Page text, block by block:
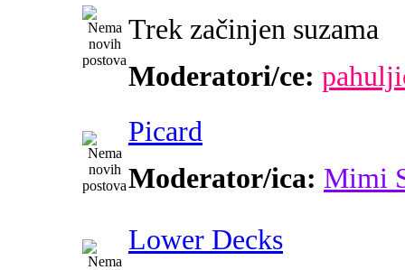
Trek začinjen suzama
Moderatori/ce:
Picard
Moderator/ica: Mimi
Lower Decks